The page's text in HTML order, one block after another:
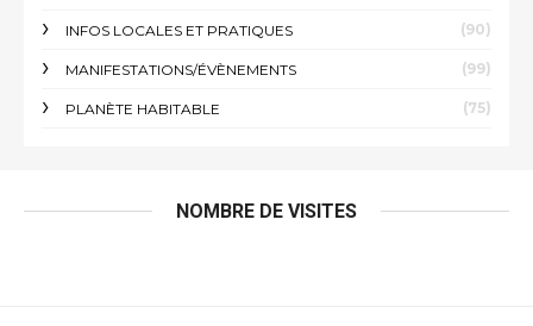
INFOS LOCALES ET PRATIQUES (90)
MANIFESTATIONS/ÉVÈNEMENTS (99)
PLANÈTE HABITABLE (75)
NOMBRE DE VISITES